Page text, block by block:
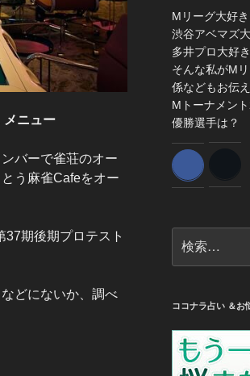
ニュー
バーで雀荘のオー
う麻雀Cafeをオー
期後期プロテスト
どにないか、調べ
Mリーグ大好き
渋谷アベマズ
多井プロ大好き
そんな私がM
係などもお伝
Mトーナメン
優勝選手は？
索:
ココナラ占い ＆お